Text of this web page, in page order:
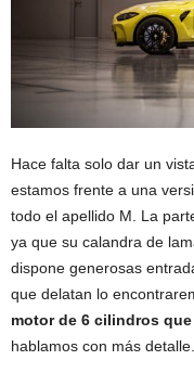
Hace falta solo dar un
estamos frente a una
todo el apellido M. La
ya que su calandra de
dispone generosas
que delatan lo
motor de 6 cilindros que
hablamos con más detalle.